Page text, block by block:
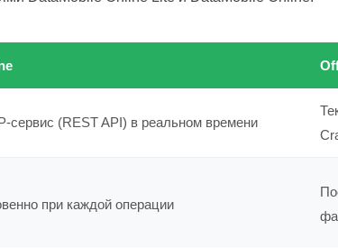
сервис (REST API) в реальном времени
при каждой операции